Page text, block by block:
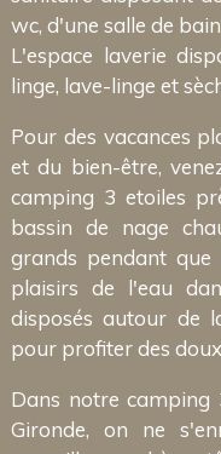
wc, d'une salle de
L'espace laverie
linge, lave-linge et
Pour des vacances
et du bien-être,
camping 3 etoiles
bassin de nage
grands pendant que
plaisirs de l'eau
disposés autour de
pour profiter des
Dans notre camping
Gironde, on ne